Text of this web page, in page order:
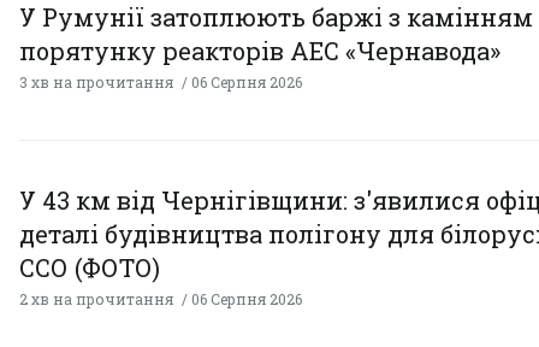
У Румунії затоплюють баржі з
порятунку реакторів АЕС «Чернавода»
3 хв на прочитання 06 Серпня 2026
У 43 км від Чернігівщини: з'явилися
деталі будівництва полігону для
ССО (ФОТО)
2 хв на прочитання 06 Серпня 2026